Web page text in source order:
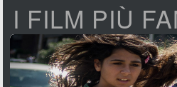
I FILM PIÙ